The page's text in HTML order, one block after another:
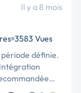
Il y a 8 mois
3583 Vues
définie.
end : Node.js